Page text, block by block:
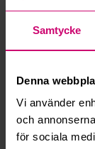
Samtycke
Denna
Vi använder
och
för sociala
Hur fungerar
Hur fungerar
Kan jag ångra
Kan ni frakta